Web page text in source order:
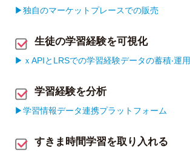
▶︎独自のマーケットプレースでの販売
生徒の学習経験を可視化
▶︎ｘAPIとLRSでの学習経験データの蓄積‧運用
学習経験を分析
▶︎学習情報データ連携プラットフォーム
すきま時間学習を取り入れる